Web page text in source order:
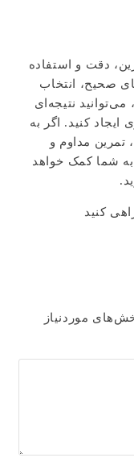
دقت و استفاده
صحیح، انتخاب
نتیجه‌ای
کنید. اگر به
تمرین مداوم و
شما کمک خواهد
کنید
موردنیاز